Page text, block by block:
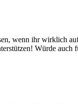
wenn ihr wirklich
Würde